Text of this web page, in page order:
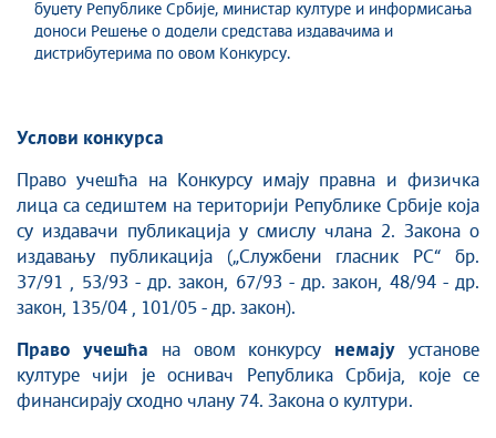
буџету Републике Србије, министар културе и информисања
доноси Решење о додели средстава издавачима и
дистрибутерима по овом Конкурсу.
Услови конкурса
Право учешћа на Конкурсу имају правна и физичка
лица са седиштем на територији Републике Србије која
су издавачи публикација у смислу члана 2. Закона о
издавању публикација („Службени гласник РС“ бр.
37/91 , 53/93 - др. закон, 67/93 - др. закон, 48/94 - др.
закон, 135/04 , 101/05 - др. закон).
Право учешћа на овом конкурсу немаjу установе
културе чији је оснивач Република Србија, које се
финансирају сходно члану 74. Закона о култури.